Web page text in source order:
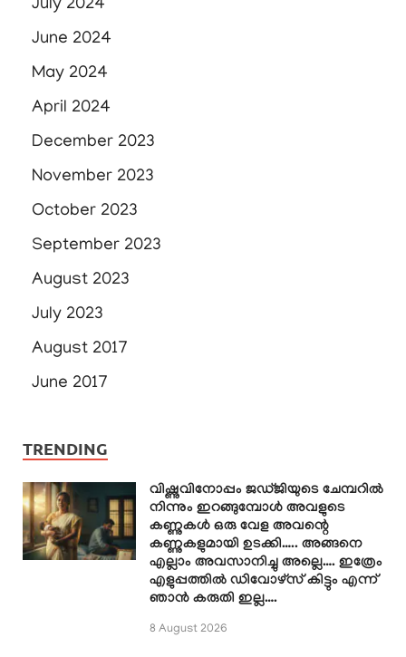
July 2024
June 2024
May 2024
April 2024
December 2023
November 2023
October 2023
September 2023
August 2023
July 2023
August 2017
June 2017
TRENDING
വിഷ്ണുവിനോപ്പം ജഡ്ജിയുടെ ചേമ്പറിൽ
നിന്നും ഇറങ്ങുമ്പോൾ അവളുടെ
കണ്ണുകൾ ഒരു വേള അവന്റെ
കണ്ണുകളുമായി ഉടക്കി….. അങ്ങനെ
എല്ലാം അവസാനിച്ചു അല്ലെ…. ഇത്രേം
എളുപ്പത്തിൽ ഡിവോഴ്സ് കിട്ടും എന്ന്
ഞാൻ കരുതി ഇല്ല….
8 August 2026